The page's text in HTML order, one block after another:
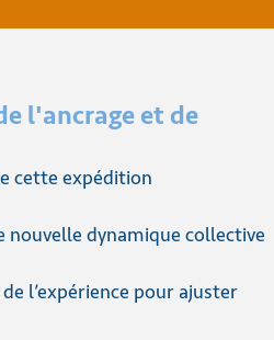
l'ancrage et de
cette expédition
nouvelle dynamique collective
l’expérience pour ajuster